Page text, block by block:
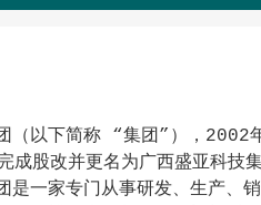
（以下简称 “集团”），2002
成股改并更名为广西盛亚科技
是一家专门从事研发、生产、